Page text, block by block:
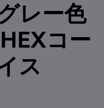
レー色
コー
ス